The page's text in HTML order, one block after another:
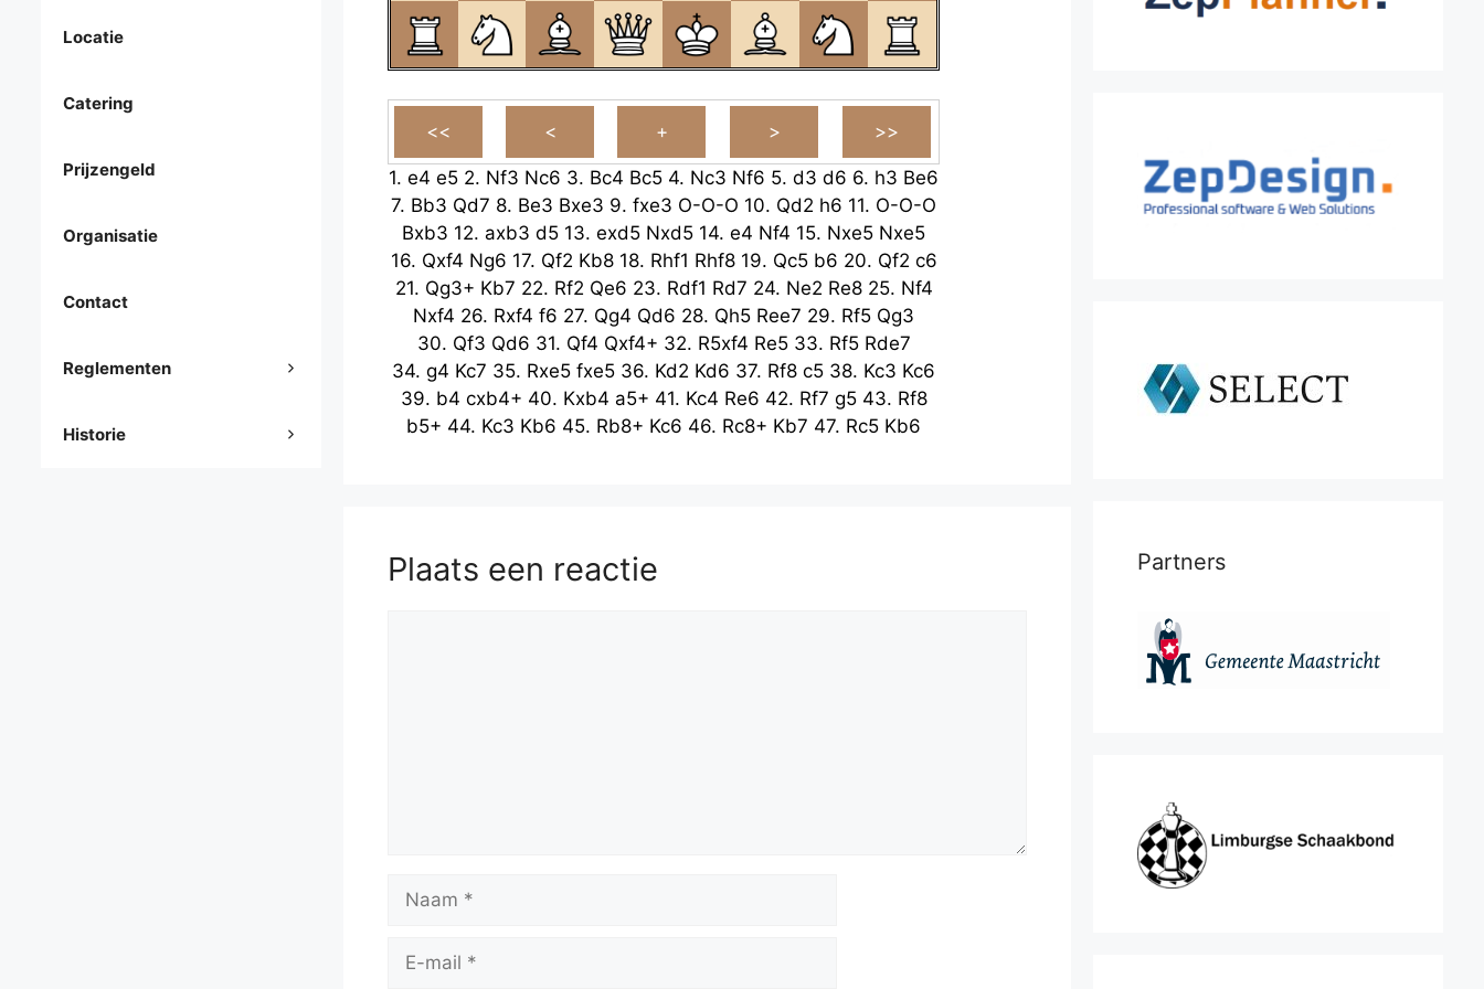
1. e4 e5 2. Nf3 Nc6 3. Bc4 Bc5 4. Nc3 Nf6 5. d3 d6 6. h3 Be6
7. Bb3 Qd7 8. Be3 Bxe3 9. fxe3 O-O-O 10. Qd2 h6 11. O-O-O
Bxb3 12. axb3 d5 13. exd5 Nxd5 14. e4 Nf4 15. Nxe5 Nxe5
16. Qxf4 Ng6 17. Qf2 Kb8 18. Rhf1 Rhf8 19. Qc5 b6 20. Qf2 c6
21. Qg3+ Kb7 22. Rf2 Qe6 23. Rdf1 Rd7 24. Ne2 Re8 25. Nf4
Nxf4 26. Rxf4 f6 27. Qg4 Qd6 28. Qh5 Ree7 29. Rf5 Qg3
30. Qf3 Qd6 31. Qf4 Qxf4+ 32. R5xf4 Re5 33. Rf5 Rde7
34. g4 Kc7 35. Rxe5 fxe5 36. Kd2 Kd6 37. Rf8 c5 38. Kc3 Kc6
39. b4 cxb4+ 40. Kxb4 a5+ 41. Kc4 Re6 42. Rf7 g5 43. Rf8
b5+ 44. Kc3 Kb6 45. Rb8+ Kc6 46. Rc8+ Kb7 47. Rc5 Kb6
Plaats een reactie
mail
Locatie
Catering
Prijzengeld
Organisatie
Contact
Reglementen
Historie
Partners